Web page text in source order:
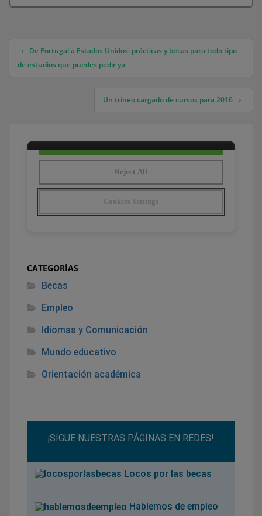
Navegación de entradas
De Portugal a Estados Unidos: prácticas y becas para todo tipo
de estudios que puedes pedir ya
Un trineo cargado de cursos para 2016
CATEGORÍAS
Becas
Empleo
Idiomas y Comunicación
Mundo educativo
Orientación académica
¡SIGUE NUESTRAS PÁGINAS EN REDES!
Locos por las becas
Hablemos de empleo